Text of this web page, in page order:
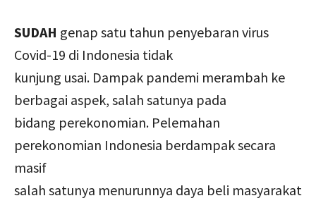
SUDAH genap satu tahun penyebaran virus
Covid-19 di Indonesia tidak
kunjung usai. Dampak pandemi merambah ke
berbagai aspek, salah satunya pada
bidang perekonomian. Pelemahan
perekonomian Indonesia berdampak secara
masif
salah satunya menurunnya daya beli masyarakat